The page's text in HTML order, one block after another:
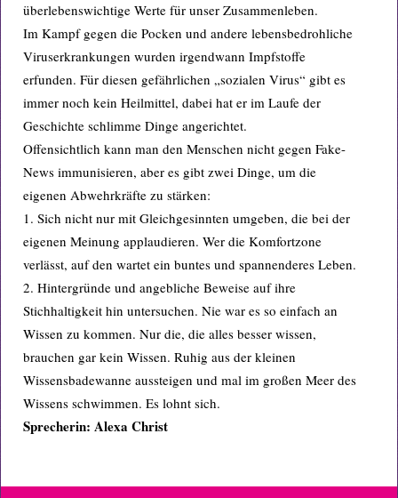
überlebenswichtige Werte für unser Zusammenleben.
Im Kampf gegen die Pocken und andere lebensbedrohliche
Viruserkrankungen wurden irgendwann Impfstoffe
erfunden. Für diesen gefährlichen „sozialen Virus“ gibt es
immer noch kein Heilmittel, dabei hat er im Laufe der
Geschichte schlimme Dinge angerichtet.
Offensichtlich kann man den Menschen nicht gegen Fake-
News immunisieren, aber es gibt zwei Dinge, um die
eigenen Abwehrkräfte zu stärken:
1. Sich nicht nur mit Gleichgesinnten umgeben, die bei der
eigenen Meinung applaudieren. Wer die Komfortzone
verlässt, auf den wartet ein buntes und spannenderes Leben.
2. Hintergründe und angebliche Beweise auf ihre
Stichhaltigkeit hin untersuchen. Nie war es so einfach an
Wissen zu kommen. Nur die, die alles besser wissen,
brauchen gar kein Wissen. Ruhig aus der kleinen
Wissensbadewanne aussteigen und mal im großen Meer des
Wissens schwimmen. Es lohnt sich.
Sprecherin: Alexa Christ